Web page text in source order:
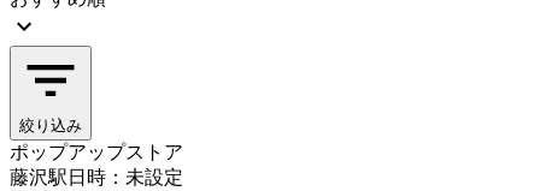
絞り込み
ポップアップストア
藤沢駅日時：未設定